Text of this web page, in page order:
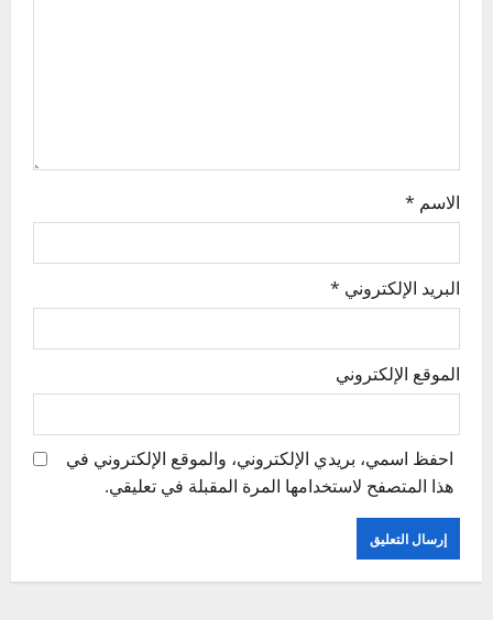
الاسم *
البريد الإلكتروني *
الموقع الإلكتروني
احفظ اسمي، بريدي الإلكتروني، والموقع الإلكتروني في
هذا المتصفح لاستخدامها المرة المقبلة في تعليقي.